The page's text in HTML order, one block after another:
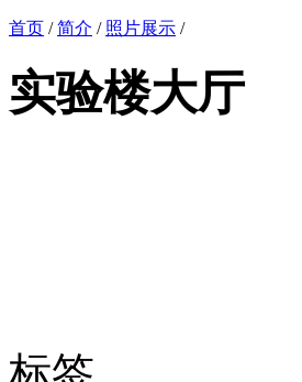
首页 /简介 / 照片展示 /
实验楼大厅